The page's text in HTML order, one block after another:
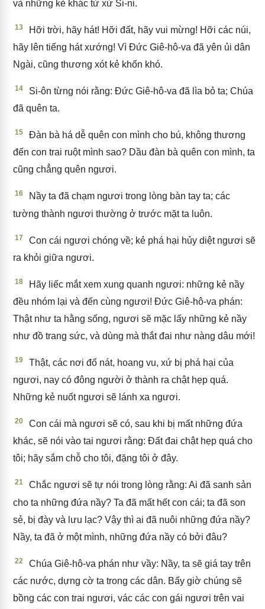
và những kẻ khác từ xứ Si-ni.
13
Hỡi trời, hãy hát! Hỡi đất, hãy vui mừng! Hỡi các núi,
hãy lên tiếng hát xướng! Vì Đức Giê-hô-va đã yên ủi dân
Ngài, cũng thương xót kẻ khốn khó.
14
Si-ôn từng nói rằng: Đức Giê-hô-va đã lìa bỏ ta; Chúa
đã quên ta.
15
Đàn bà há dễ quên con mình cho bú, không thương
đến con trai ruột mình sao? Dầu đàn bà quên con mình, ta
cũng chẳng quên ngươi.
16
Nầy ta đã chạm ngươi trong lòng bàn tay ta; các
tường thành ngươi thường ở trước mặt ta luôn.
17
Con cái ngươi chóng về; kẻ phá hại hủy diệt ngươi sẽ
ra khỏi giữa ngươi.
18
Hãy liếc mắt xem xung quanh ngươi: những kẻ nầy
đều nhóm lại và đến cùng ngươi! Đức Giê-hô-va phán:
Thật như ta hằng sống, ngươi sẽ mặc lấy những kẻ nầy
như đồ trang sức, và dùng mà thắt đai như nàng dâu mới!
19
Thật, các nơi đổ nát, hoang vu, xứ bị phá hại của
ngươi, nay có đông người ở thành ra chật hẹp quá.
Những kẻ nuốt ngươi sẽ lánh xa ngươi.
20
Con cái mà ngươi sẽ có, sau khi bị mất những đứa
khác, sẽ nói vào tai ngươi rằng: Đất đai chật hẹp quá cho
tôi; hãy sắm chỗ cho tôi, đặng tôi ở đây.
21
Chắc ngươi sẽ tự nói trong lòng rằng: Ai đã sanh sản
cho ta những đứa nầy? Ta đã mất hết con cái; ta đã son
sẻ, bị đày và lưu lạc? Vậy thì ai đã nuôi những đứa nầy?
Nầy, ta đã ở một mình, những đứa nầy có bởi đâu?
22
Chúa Giê-hô-va phán như vầy: Nầy, ta sẽ giá tay trên
các nước, dựng cờ ta trong các dân. Bấy giờ chúng sẽ
bồng các con trai ngươi, vác các con gái ngươi trên vai